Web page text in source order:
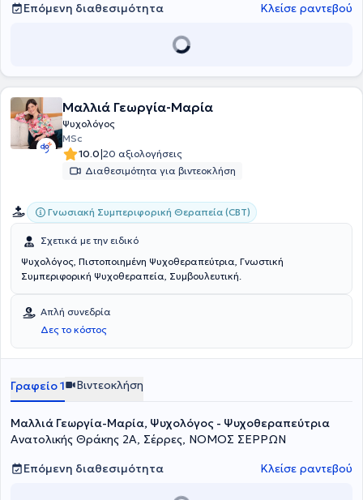
Επόμενη διαθεσιμότητα
Κλείσε ραντεβού
Μαλλιά Γεωργία-Μαρία
Ψυχολόγος
MSc
10.0|20 αξιολογήσεις
Διαθεσιμότητα για βιντεοκλήση
Γνωσιακή Συμπεριφορική Θεραπεία (CBT)
Σχετικά με την ειδικό
Ψυχολόγος, Πιστοποιημένη Ψυχοθεραπεύτρια, Γνωστική
Συμπεριφορική Ψυχοθεραπεία, Συμβουλευτική.
Απλή συνεδρία
Δες το κόστος
Γραφείο 1 Βιντεοκλήση
Μαλλιά Γεωργία-Μαρία, Ψυχολόγος - Ψυχοθεραπεύτρια
Ανατολικής Θράκης 2Α, Σέρρες, ΝΟΜΟΣ ΣΕΡΡΩΝ
Επόμενη διαθεσιμότητα
Κλείσε ραντεβού